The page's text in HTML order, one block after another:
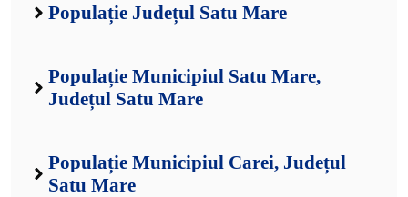
Populație Județul Satu Mare
Populație Municipiul Satu Mare,
Județul Satu Mare
Populație Municipiul Carei, Județul
Satu Mare